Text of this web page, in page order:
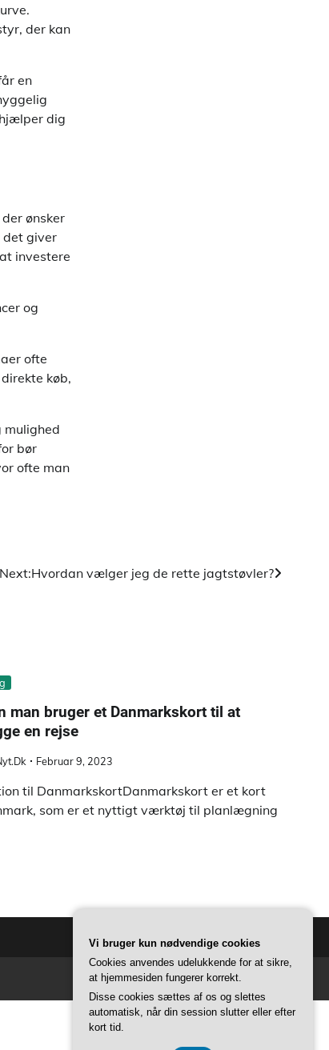
der kan
en
dig
ønsker
det giver
investere
og
ofte
køb,
mulighed
bør
ofte man
Next:Hvordan vælger jeg de rette jagtstøvler?
man bruger et Danmarkskort til at
en rejse
Februar 9, 2023
til DanmarkskortDanmarkskort er et kort
som er et nyttigt værktøj til planlægning
Vi bruger kun nødvendige cookies
Cookies anvendes udelukkende for at sikre,
at hjemmesiden fungerer korrekt.
Disse cookies sættes af os og slettes
automatisk, når din session slutter eller efter
kort tid.